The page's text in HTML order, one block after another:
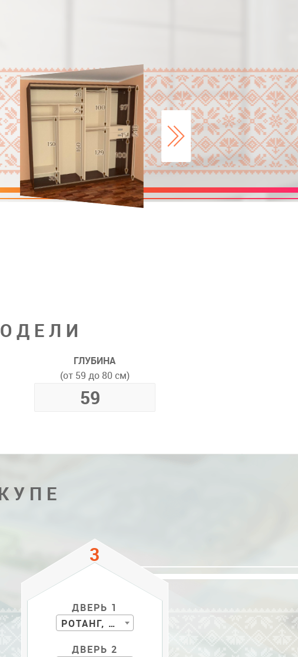
ГЛУБИНА
(от 59 до 80 см)
ДВЕРЬ 1
РОТАНГ, БАМБУК
ДВЕРЬ 2